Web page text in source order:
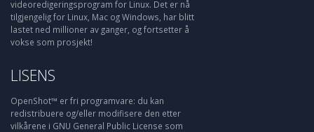
videoredigeringsprogram for Linux. Det er nå
tilgjengelig for Linux, Mac og Windows, har blitt
lastet ned millioner av ganger, og fortsetter å
vokse som prosjekt!
LISENS
OpenShot™ er fri programvare: du kan
redistribuere og/eller modifisere den etter
vilkårene i GNU General Public License som